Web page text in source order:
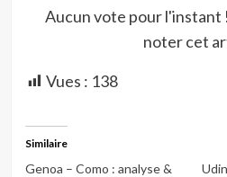
Aucun vote pour l'instant
noter cet
Vues : 138
Similaire
Genoa – Como : analyse &